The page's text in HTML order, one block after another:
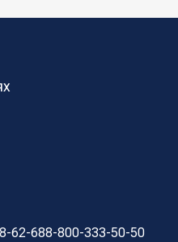
62-688-800-333-50-50